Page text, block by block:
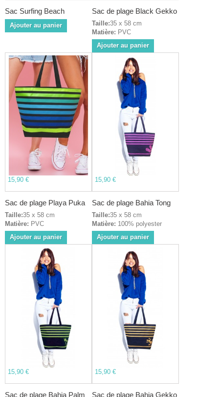
Sac Surfing Beach
Ajouter au panier
Sac de plage Black Gekko
Taille:35 x 58 cm
Matière: PVC
Ajouter au panier
15,90 €
Sac de plage Playa Puka
Taille:35 x 58 cm
Matière: PVC
Ajouter au panier
15,90 €
Sac de plage Bahia Tong
Taille:35 x 58 cm
Matière: 100% polyester
Ajouter au panier
15,90 €
Sac de plage Bahia Palm
15,90 €
Sac de plage Bahia Gekko